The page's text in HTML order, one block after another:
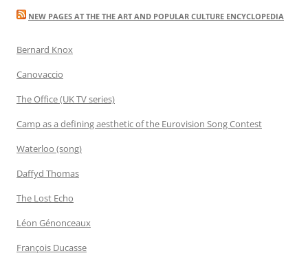
NEW PAGES AT THE THE ART AND POPULAR CULTURE ENCYCLOPEDIA
Bernard Knox
Canovaccio
The Office (UK TV series)
Camp as a defining aesthetic of the Eurovision Song Contest
Waterloo (song)
Daffyd Thomas
The Lost Echo
Léon Génonceaux
François Ducasse